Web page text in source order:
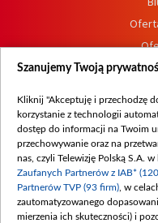
Procedura
Szanujemy Twoją
Kliknij "Akceptuję i przechodzę
korzystanie z technologii
dostęp do informacji na Twoim
przechowywanie oraz na
nas, czyli Telewizję Polską S.A.
Zaufanych Partnerów z IAB*
Partnerów TVP (93 firm) , w
zautomatyzowanego
mierzenia ich skuteczności) i